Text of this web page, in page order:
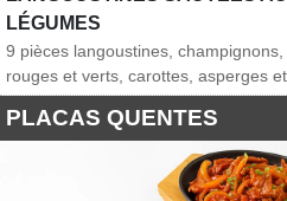
LÉGUMES
9 pièces langoustines,
rouges et verts, carottes, asperges
PLACAS QUENTES